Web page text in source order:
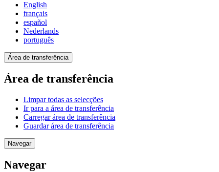
English
français
español
Nederlands
português
Área de transferência
Área de transferência
Limpar todas as selecções
Ir para a área de transferência
Carregar área de transferência
Guardar área de transferência
Navegar
Navegar